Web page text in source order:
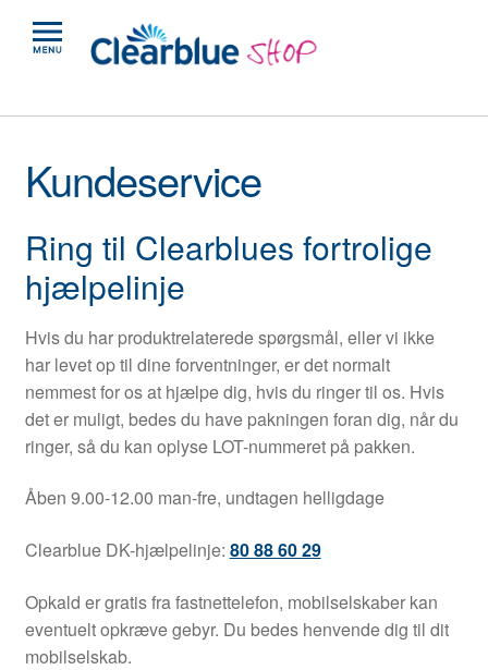
Kundeservice
Ring til Clearblues fortrolige
hjælpelinje
Hvis du har produktrelaterede spørgsmål, eller vi ikke
har levet op til dine forventninger, er det normalt
nemmest for os at hjælpe dig, hvis du ringer til os. Hvis
det er muligt, bedes du have pakningen foran dig, når du
ringer, så du kan oplyse LOT-nummeret på pakken.
Åben 9.00-12.00 man-fre, undtagen helligdage
Clearblue DK-hjælpelinje: 80 88 60 29
Opkald er gratis fra fastnettelefon, mobilselskaber kan
eventuelt opkræve gebyr. Du bedes henvende dig til dit
mobilselskab.